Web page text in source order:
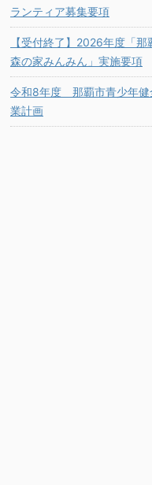
ランティア募集要項
【受付終了】2026年度「
森の家みんみん」実施要項
令和8年度 那覇市青少年健
業計画